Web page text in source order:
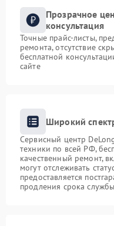
Прозрачное
консультация
Точные прайс-листы,
ремонта, отсутствие
бесплатной
сайте
Широкий
Сервисный центр
техники по всей РФ,
качественный ремонт,
могут отслеживать
предоставляется
продления срока